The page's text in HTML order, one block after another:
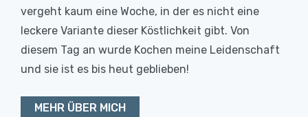
vergeht kaum eine Woche, in der es nicht eine
leckere Variante dieser Köstlichkeit gibt. Von
diesem Tag an wurde Kochen meine Leidenschaft
und sie ist es bis heut geblieben!
MEHR ÜBER MICH